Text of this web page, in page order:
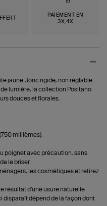
PAIEMENT EN
3X,4X
jaune. Jonc rigide, non réglable.
lumière, la collection Positano
douces et florales.
millièmes).
poignet avec précaution, sans
le briser.
les cosmétiques et retirez
résultat d'une usure naturelle
disparaît dépend de la façon dont